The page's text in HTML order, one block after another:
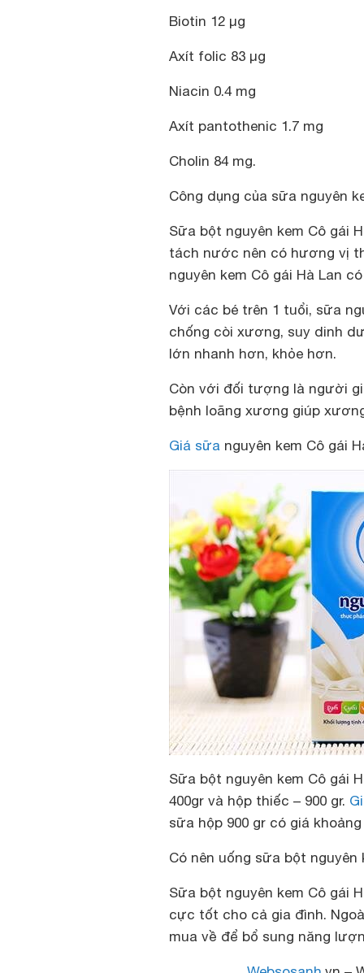
Biotin 12 µg
Axít folic 83 µg
Niacin 0.4 mg
Axít pantothenic 1.7 mg
Cholin 84 mg.
Công dụng của sữa nguyên
Sữa bột nguyên kem Cô gái
tách nước nên có hương vị
nguyên kem Cô gái Hà Lan
Với các bé trên 1 tuổi, sữa
chống còi xương, suy dinh
lớn nhanh hơn, khỏe hơn.
Còn với đối tượng là người
bệnh loãng xương giúp
Giá sữa nguyên kem Cô gái
Sữa bột nguyên kem Cô gái
400gr và hộp thiếc – 900 gr.
sữa hộp 900 gr có giá khoảng
Có nên uống sữa bột nguyên
Sữa bột nguyên kem Cô gái
cực tốt cho cả gia đình.
mua về để bổ sung năng